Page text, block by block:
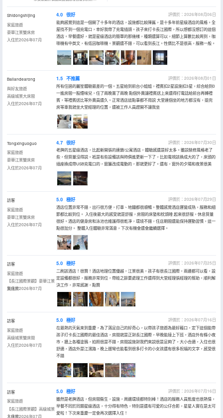
Shidongshijing
家庭旅遊
豪華江景雙床房
入住於2026年07月
4.0 很好
評價於：2026年08月06日
能夠感覺到這是一個開了十多年的酒店，設施都比較陳舊，是十多年前星級酒店的風格。全
屋找不到一個充電口，幸好我帶了充電插頭。孩子來打卡長江國際，所以想都沒想訂的這個
酒店。早餐還好，就是星級酒店的簡單的那幾樣，種類還算可以，細節上算數比較周到，咖
啡機有中英文，有低因咖啡機。景觀還不錯，可以看到長江。性價比不是很高，服務一般。
Bailandearong
與好友旅遊
高級城景大床間
入住於2026年07月
1.5 不推薦
評價於：2026年08月01日
所有住過的麗笙體驗最差的一個。五星給到前台小姐姐，禮賓扣2星設施扣3星，綜合給到0
一進房間一股煙味兒，住了兩晚薰了兩晚 點個外賣讓禮賓送上來還得打電話給前台再轉禮
賓，等禮賓送比等外賣員還久。正常酒店這點事都不用説 大堂連個坐的地方都沒有，退完
房等車我就坐大堂經理的位置，還被工作人員趕開不讓我坐
Tongxinguoguo
家庭旅遊
豪華江景雙床房
入住於2026年07月
4.7 很好
評價於：2026年07月30日
老牌的五星級酒店，比起新開張的連鎖/公寓酒店，體驗感還是好太多。雖説裝修風格老了
些，但質量沒得説。衹是有些設備該與時俱進更新一下了，比如電視該換成大的了，床頭的
插座換成帶USB充電口的，窗簾改成電動的，那就更好了。還有，窗外的夕陽和夜景很美
訪客
家庭旅遊
豪華江景雙床房
入住於2026年07月
5.0 極好
評價於：2026年07月29日
酒店位置非常不錯，出行很方便，打車、地鐵都很順暢。整體感覺酒店運營成熟，服務和細
節都比較到位。 入住後最大的感受就是舒服，房間的床墊和枕頭睡 起來很舒服，休息質量
很好。酒店的健身房和泳池也維護得很乾凈，環境不錯，住店期間還能保持運動習慣，這一
點很加分。 整體入住體驗非常滿意，下次有機會還會繼續選擇。
訪客
家庭旅遊
【長江國際景觀】豪華江景
雙床房
入住於2026年07月
5.0 極好
評價於：2026年07月25日
二刷該酒店！很贊！酒店地理位置優越，江景很美，孩子有很長江國際，兩邊都可以看，設
定設備都很好，服務非常到位，帶娃之餘要處理工作還得到大堂經理張經理的幫助，順利解
決工作，非常感謝，點贊
訪客
家庭旅遊
高級城景雙床間
入住於2026年07月
5.0 極好
評價於：2026年07月16日
在最熱的天氣來到重慶，為了滿足自己的好奇心，以帶孩子旅遊為最好藉口，定下這個能帶
孩子打卡長江國際的最佳酒店，房間就是正對長江國際，早晚能接上下班，酒店外有條小夜
市，牆上各種塗鴉，拍照很是不錯，房間設施對我們來説很是足夠了，大小合適，入住也很
舒適，酒店外是江濱路，晚上遛彎也能看到很多打卡的小女孩還有很多祝福的文字，感受很
不錯
訪客
家庭旅遊
【長江國際景觀】高級城景
大床房
入住於2026年07月
5.0 極好
評價於：2026年07月16日
雖然是老牌酒店，但房間衞生，設施，周邊環境都特別棒！酒店的服務人員態度也很熱情，
早餐不同於同類星級酒店，十分得有特色，特別是還有可愛的公仔合影，星星人實在是太可
愛啦！下次來重慶一定會再次選擇入住！